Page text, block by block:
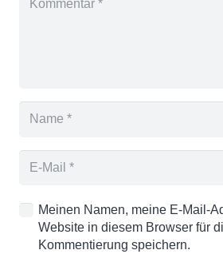
Meinen Namen, meine E-Mail-
Website in diesem Browser für
Kommentierung speichern.